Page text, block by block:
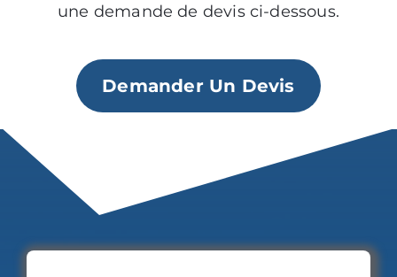
une demande de devis ci-dessous.
Demander Un Devis